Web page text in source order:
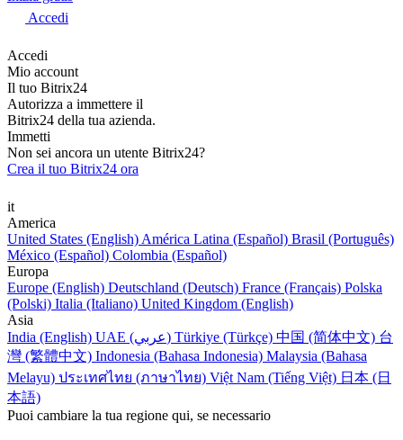
Accedi
Accedi
Mio account
Il tuo Bitrix24
Autorizza a immettere il
Bitrix24 della tua azienda.
Immetti
Non sei ancora un utente Bitrix24?
Crea il tuo Bitrix24 ora
it
America
United States (English) América Latina (Español) Brasil (Português)
México (Español) Colombia (Español)
Europa
Europe (English) Deutschland (Deutsch) France (Français) Polska
(Polski) Italia (Italiano) United Kingdom (English)
Asia
India (English)
UAE (عربي) Türkiye (Türkçe) 中国 (简体中文) 台
灣 (繁體中文) Indonesia (Bahasa Indonesia) Malaysia (Bahasa
Melayu) ประเทศไทย (ภาษาไทย) Việt Nam (Tiếng Việt) 日本 (日
本語)
Puoi cambiare la tua regione qui, se necessario